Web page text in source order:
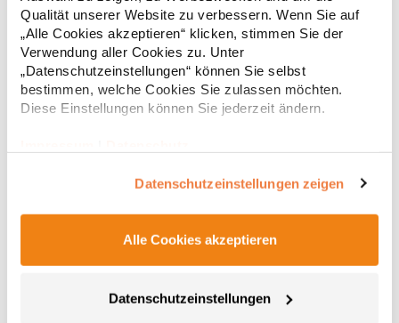
Qualität unserer Website zu verbessern. Wenn Sie auf
„Alle Cookies akzeptieren“ klicken, stimmen Sie der
Verwendung aller Cookies zu. Unter
„Datenschutzeinstellungen“ können Sie selbst
bestimmen, welche Cookies Sie zulassen möchten.
Diese Einstellungen können Sie jederzeit ändern.
Datenschutzeinstellungen zeigen
Alle Cookies akzeptieren
Datenschutzeinstellungen
Produktsicherheit: Herstellernummer:BG184Beechfield Brands
Europe B.V., Posthoornstraat 17, 301 IWD Rotterdam, The
Netherlandswww.beechfieldbrands.com,
sales@beechfield.comMaterialzusammensetzung: 100%
Polyester
* Preise inkl. gesetzlicher Mwst. +Versandkosten *
BG194 BagBase Tragetasche mit Leopardenmuster
Leopardendesign Innentasche mit Reißverschluss Innenfutter